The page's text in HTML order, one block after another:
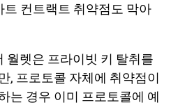
컨트랙트 취약점도 막아
월렛은 프라이빗 키 탈취를
, 프로토콜 자체에 취약점이
는 경우 이미 프로토콜에 예